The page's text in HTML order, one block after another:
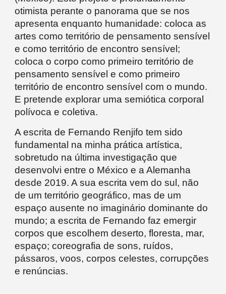
otimista perante o panorama que se nos
apresenta enquanto humanidade: coloca as
artes como território de pensamento sensível
e como território de encontro sensível;
coloca o corpo como primeiro território de
pensamento sensível e como primeiro
território de encontro sensível com o mundo.
E pretende explorar uma semiótica corporal
polívoca e coletiva.
A escrita de Fernando Renjifo tem sido
fundamental na minha prática artística,
sobretudo na última investigação que
desenvolvi entre o México e a Alemanha
desde 2019. A sua escrita vem do sul, não
de um território geográfico, mas de um
espaço ausente no imaginário dominante do
mundo; a escrita de Fernando faz emergir
corpos que escolhem deserto, floresta, mar,
espaço; coreografia de sons, ruídos,
pássaros, voos, corpos celestes, corrupções
e renúncias.